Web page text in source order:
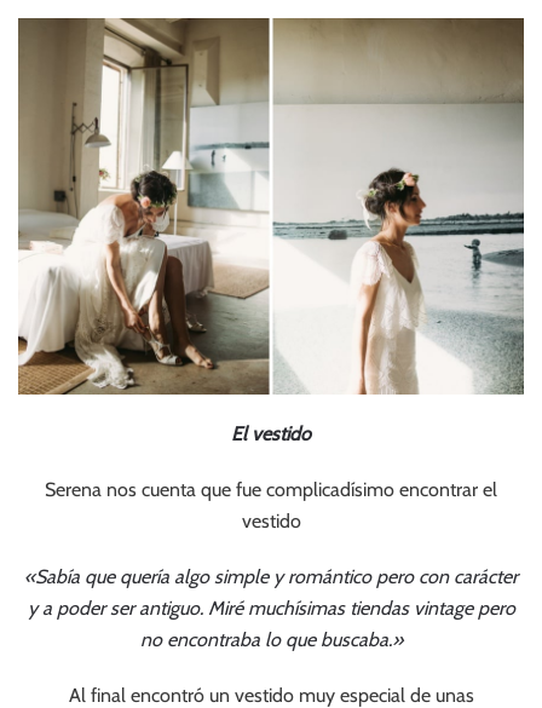
El vestido
Serena nos cuenta que fue complicadísimo encontrar el
vestido
«Sabía que quería algo simple y romántico pero con carácter
y a poder ser antiguo. Miré muchísimas tiendas vintage pero
no encontraba lo que buscaba.»
Al final encontró un vestido muy especial de unas